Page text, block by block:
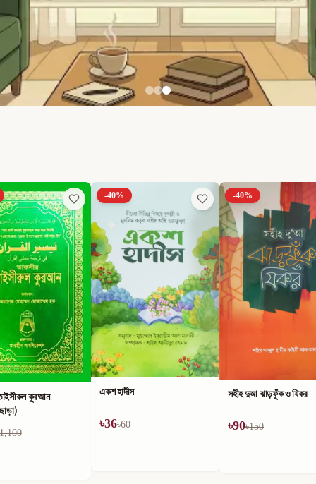
কুরআন
-40%
একশ হাদীস
৳36৳60
-40%
সহীহ দুআ ঝাড়ফুঁক ও যিকর
৳90৳150